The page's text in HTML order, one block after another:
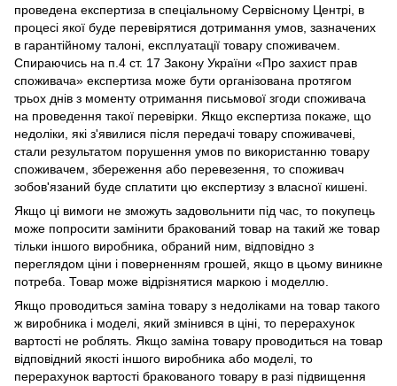
проведена експертиза в спеціальному Сервісному Центрі, в
процесі якої буде перевірятися дотримання умов, зазначених
в гарантійному талоні, експлуатації товару споживачем.
Спираючись на п.4 ст. 17 Закону України «Про захист прав
споживача» експертиза може бути організована протягом
трьох днів з моменту отримання письмової згоди споживача
на проведення такої перевірки. Якщо експертиза покаже, що
недоліки, які з'явилися після передачі товару споживачеві,
стали результатом порушення умов по використанню товару
споживачем, збереження або перевезення, то споживач
зобов'язаний буде сплатити цю експертизу з власної кишені.
Якщо ці вимоги не зможуть задовольнити під час, то покупець
може попросити замінити бракований товар на такий же товар
тільки іншого виробника, обраний ним, відповідно з
переглядом ціни і поверненням грошей, якщо в цьому виникне
потреба. Товар може відрізнятися маркою і моделлю.
Якщо проводиться заміна товару з недоліками на товар такого
ж виробника і моделі, який змінився в ціні, то перерахунок
вартості не роблять. Якщо заміна товару проводиться на товар
відповідний якості іншого виробника або моделі, то
перерахунок вартості бракованого товару в разі підвищення